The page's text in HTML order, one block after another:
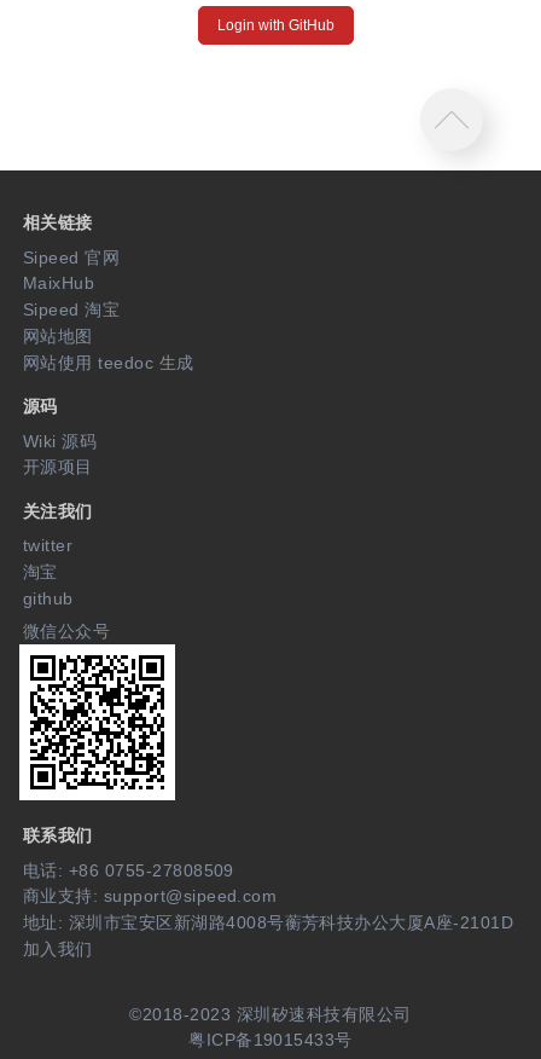
Login with GitHub
相关链接
Sipeed 官网
MaixHub
Sipeed 淘宝
网站地图
网站使用 teedoc 生成
源码
Wiki 源码
开源项目
关注我们
twitter
淘宝
github
微信公众号
联系我们
电话: +86 0755-27808509
商业支持: support@sipeed.com
地址: 深圳市宝安区新湖路4008号蘅芳科技办公大厦A座-2101D
加入我们
©2018-2023 深圳矽速科技有限公司
粤ICP备19015433号